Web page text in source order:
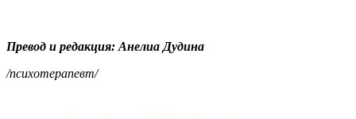
Превод и редакция: Анелиа Дудина
/психотерапевт/